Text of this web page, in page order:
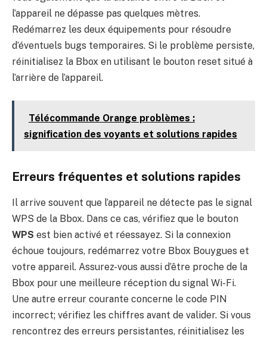
l’appareil ne dépasse pas quelques mètres.
Redémarrez les deux équipements pour résoudre
d’éventuels bugs temporaires. Si le problème persiste,
réinitialisez la Bbox en utilisant le bouton reset situé à
l’arrière de l’appareil.
Télécommande Orange problèmes :
signification des voyants et solutions rapides
Erreurs fréquentes et solutions rapides
Il arrive souvent que l’appareil ne détecte pas le signal
WPS de la Bbox. Dans ce cas, vérifiez que le bouton
WPS est bien activé et réessayez. Si la connexion
échoue toujours, redémarrez votre Bbox Bouygues et
votre appareil. Assurez-vous aussi d’être proche de la
Bbox pour une meilleure réception du signal Wi-Fi.
Une autre erreur courante concerne le code PIN
incorrect; vérifiez les chiffres avant de valider. Si vous
rencontrez des erreurs persistantes, réinitialisez les